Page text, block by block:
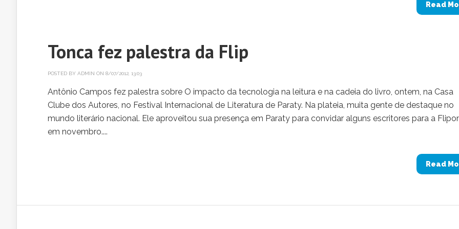
Read
Tonca fez palestra da Flip
POSTED BY ADMIN ON 8/07/2012, 13:03
Antônio Campos fez palestra sobre O impacto da tecnologia na leitura e na cadeia do livro, ontem, na Casa
Clube dos Autores, no Festival Internacional de Literatura de Paraty. Na plateia, muita gente de destaque no
mundo literário nacional. Ele aproveitou sua presença em Paraty para convidar alguns escritores para a
em novembro....
Read